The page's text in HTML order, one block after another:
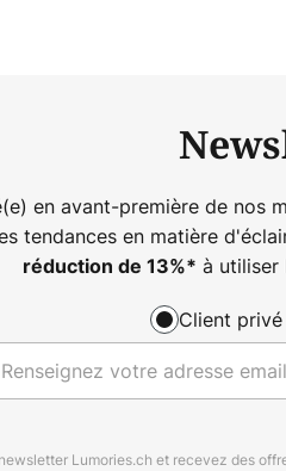
en avant-première de nos
tendances en matière
réduction de 13%* à utiliser
Client privé
Lumories.ch et recevez des